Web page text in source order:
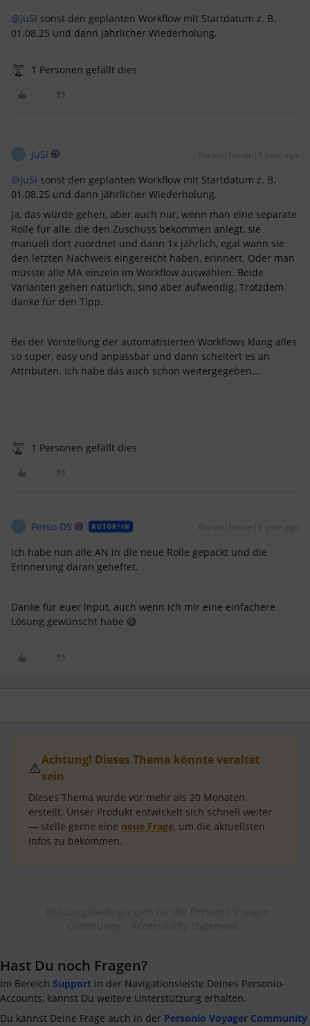
@JuSi sonst den geplanten Workflow mit Startdatum z. B.
01.08.25 und dann jährlicher Wiederholung.
1 Personen gefällt dies
JuSi Forum|Forum|1 year ago
@JuSi sonst den geplanten Workflow mit Startdatum z. B.
01.08.25 und dann jährlicher Wiederholung.
Ja, das würde gehen, aber auch nur, wenn man eine separate
Rolle für alle, die den Zuschuss bekommen anlegt, sie
manuell dort zuordnet und dann 1x jährlich, egal wann sie
den letzten Nachweis eingereicht haben, erinnert. Oder man
müsste alle MA einzeln im Workflow auswählen. Beide
Varianten gehen natürlich, sind aber aufwendig. Trotzdem
danke für den Tipp.
Bei der Vorstellung der automatisierten Workflows klang alles
so super, easy und anpassbar und dann scheitert es an
Attributen. Ich habe das auch schon weitergegeben...
1 Personen gefällt dies
Perso DS AUTOR*IN Forum|Forum|1 year ago
Ich habe nun alle AN in die neue Rolle gepackt und die
Erinnerung daran geheftet.
Danke für euer Input, auch wenn ich mir eine einfachere
Lösung gewünscht habe 😅
⚠️Achtung! Dieses Thema könnte veraltet
sein
Dieses Thema wurde vor mehr als 20 Monaten
erstellt. Unser Produkt entwickelt sich schnell weiter
— stelle gerne eine neue Frage, um die aktuellsten
Infos zu bekommen.
Hast Du noch Fragen?
Im Bereich Support in der Navigationsleiste Deines Personio-
Accounts, kannst Du weitere Unterstützung erhalten.
Du kannst Deine Frage auch in der Personio Voyager Community